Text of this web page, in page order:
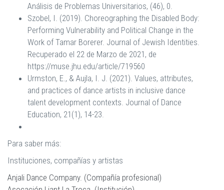
Análisis de Problemas Universitarios, (46), 0.
Szobel, I. (2019). Choreographing the Disabled Body:
Performing Vulnerability and Political Change in the
Work of Tamar Borerer. Journal of Jewish Identities.
Recuperado el 22 de Marzo de 2021, de
https://muse.jhu.edu/article/719560
Urmston, E., & Aujla, I. J. (2021). Values, attributes,
and practices of dance artists in inclusive dance
talent development contexts. Journal of Dance
Education, 21(1), 14-23.
Para saber más:
Instituciones, compañías y artistas
Anjali Dance Company. (Compañía profesional)